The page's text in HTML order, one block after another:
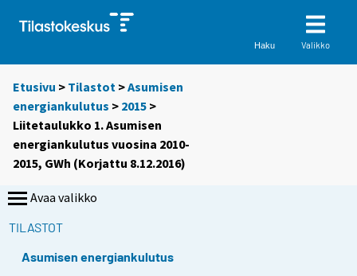
Haku Valikko
Etusivu > Tilastot >Asumisen
energiankulutus > 2015 >
Liitetaulukko 1. Asumisen
energiankulutus vuosina 2010-
2015, GWh (Korjattu 8.12.2016)
Avaa valikko
TILASTOT
Asumisen energiankulutus